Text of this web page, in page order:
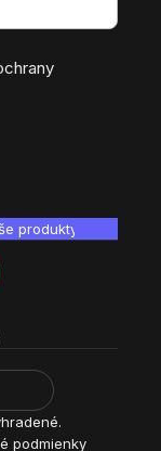
produkty sú
podmienky